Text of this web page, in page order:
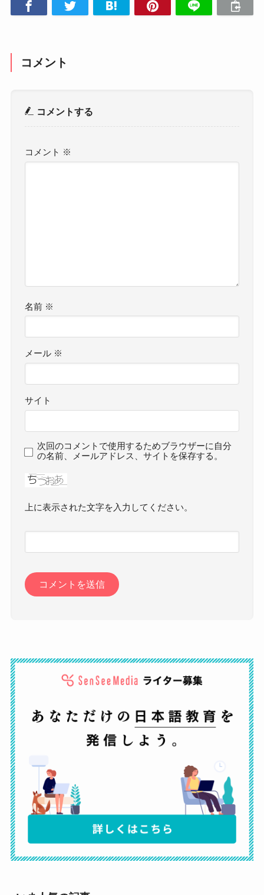
コメント
コメントする
コメント ※
名前 ※
メール ※
サイト
次回のコメントで使用するためブラウザーに自分
の名前、メールアドレス、サイトを保存する。
上に表示された文字を入力してください。